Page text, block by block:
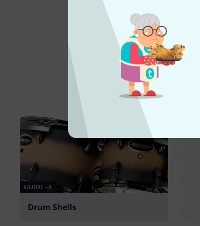
GUIDE
Drum Shells